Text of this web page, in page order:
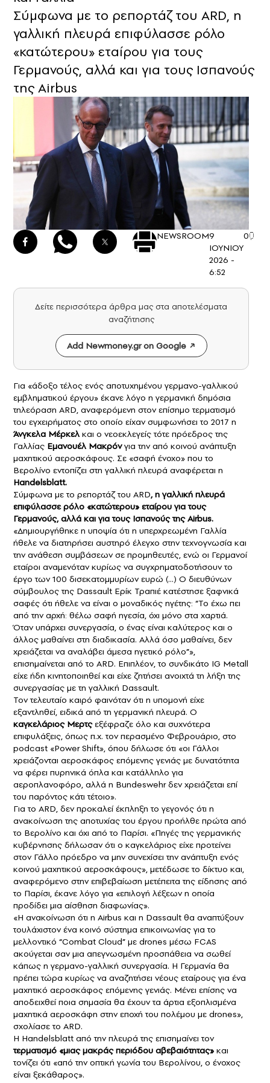
Σύμφωνα με το ρεπορτάζ του ARD, η
γαλλική πλευρά επιφύλασσε ρόλο
«κατώτερου» εταίρου για τους
Γερμανούς, αλλά και για τους Ισπανούς
της Airbus
NEWSROOM9
ΙΟΥΝΙΟΥ
2026 -
6:52
0
Δείτε περισσότερα άρθρα μας στα αποτελέσματα
αναζήτησης
Add Newmoney.gr on Google
Για «άδοξο τέλος ενός αποτυχημένου γερμανο-γαλλικού
εμβληματικού έργου» έκανε λόγο η γερμανική δημόσια
τηλεόραση ARD, αναφερόμενη στον επίσημο τερματισμό
του εγχειρήματος στο οποίο είχαν συμφωνήσει το 2017 η
Άνγκελα Μέρκελ και ο νεοεκλεγείς τότε πρόεδρος της
Γαλλίας Εμανουέλ Μακρόνγια την από κοινού ανάπτυξη
μαχητικού αεροσκάφους. Σε «σαφή ένοχο» που το
Βερολίνο εντοπίζει στη γαλλική πλευρά αναφέρεται η
Handelsblatt.
Σύμφωνα με το ρεπορτάζ του ARD, η γαλλική πλευρά
επιφύλασσε ρόλο «κατώτερου» εταίρου για τους
Γερμανούς, αλλά και για τους Ισπανούς της Airbus.
«Δημιουργήθηκε η υποψία ότι η υπερχρεωμένη Γαλλία
ήθελε να διατηρήσει αυστηρό έλεγχο στην τεχνογνωσία και
την ανάθεση συμβάσεων σε προμηθευτές, ενώ οι Γερμανοί
εταίροι αναμενόταν κυρίως να συγχρηματοδοτήσουν το
έργο των 100 δισεκατομμυρίων ευρώ (…) Ο διευθύνων
σύμβουλος της Dassault Ερίκ Τραπιέ κατέστησε ξαφνικά
σαφές ότι ήθελε να είναι ο μοναδικός ηγέτης: “Το έχω πει
από την αρχή: θέλω σαφή ηγεσία, όχι μόνο στα χαρτιά.
Όταν υπάρχει συνεργασία, ο ένας είναι καλύτερος και ο
άλλος μαθαίνει στη διαδικασία. Αλλά όσο μαθαίνει, δεν
χρειάζεται να αναλάβει άμεσα ηγετικό ρόλο”»,
επισημαίνεται από το ARD. Επιπλέον, το συνδικάτο IG Metall
είχε ήδη κινητοποιηθεί και είχε ζητήσει ανοιχτά τη λήξη της
συνεργασίας με τη γαλλική Dassault.
Τον τελευταίο καιρό φαινόταν ότι η υπομονή είχε
εξαντληθεί, ειδικά από τη γερμανική πλευρά. Ο
καγκελάριος Μερτςεξέφραζε όλο και συχνότερα
επιφυλάξεις, όπως π.χ. τον περασμένο Φεβρουάριο, στο
podcast «Power Shift», όπου δήλωσε ότι «οι Γάλλοι
χρειάζονται αεροσκάφος επόμενης γενιάς με δυνατότητα
να φέρει πυρηνικά όπλα και κατάλληλο για
αεροπλανοφόρο, αλλά η Bundeswehr δεν χρειάζεται επί
του παρόντος κάτι τέτοιο».
Για το ARD, δεν προκαλεί έκπληξη το γεγονός ότι η
ανακοίνωση της αποτυχίας του έργου προήλθε πρώτα από
το Βερολίνο και όχι από το Παρίσι. «Πηγές της γερμανικής
κυβέρνησης δήλωσαν ότι ο καγκελάριος είχε προτείνει
στον Γάλλο πρόεδρο να μην συνεχίσει την ανάπτυξη ενός
κοινού μαχητικού αεροσκάφους», μετέδωσε το δίκτυο και,
αναφερόμενο στην επιβεβαίωση μετέπειτα της είδησης από
το Παρίσι, έκανε λόγο για «επιλογή λέξεων η οποία
προδίδει μια αίσθηση διαφωνίας».
«Η ανακοίνωση ότι η Airbus και η Dassault θα αναπτύξουν
τουλάχιστον ένα κοινό σύστημα επικοινωνίας για το
μελλοντικό “Combat Cloud” με drones μέσω FCAS
ακούγεται σαν μια απεγνωσμένη προσπάθεια να σωθεί
κάπως η γερμανο-γαλλική συνεργασία. Η Γερμανία θα
πρέπει τώρα κυρίως να αναζητήσει νέους εταίρους για ένα
μαχητικό αεροσκάφος επόμενης γενιάς. Μένει επίσης να
αποδειχθεί ποια σημασία θα έχουν τα άρτια εξοπλισμένα
μαχητικά αεροσκάφη στην εποχή του πολέμου με drones»,
σχολίασε το ARD.
Η Handelsblatt από την πλευρά της επισημαίνει τον
τερματισμό «μιας μακράς περιόδου αβεβαιότητας» και
τονίζει ότι «από την οπτική γωνία του Βερολίνου, ο ένοχος
είναι ξεκάθαρος».